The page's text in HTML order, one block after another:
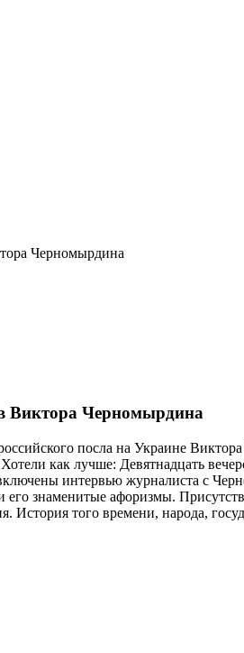
Черномырдина
Виктора Черномырдина
посла на Украине
как лучше: Девятнадцать
интервью журналиста с
знаменитые афоризмы.
История того времени, народа,